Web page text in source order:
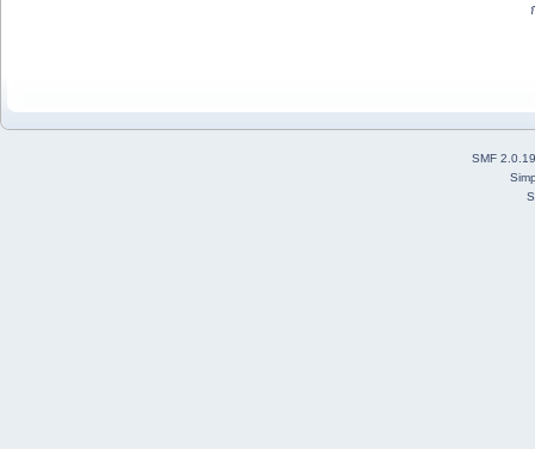
SMF 2.0.19